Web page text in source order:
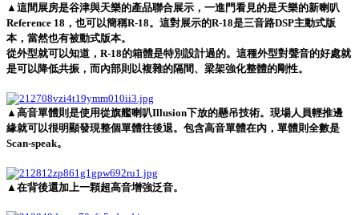
▲這間展房是谷津與天樂的產品聯合展示，一進門看見的是天樂的新喇叭
Reference 18，也可以簡稱R-18。這對展示的R-18是三音路DSP主動式版
本，當然也有被動式版本。
從外型就可以知道，R-18的箱體是特別設計過的。這種外型對聲音的好處就
是可以降低共振，而內部則以複雜的隔間、梁架強化整體的剛性。
▲高音單體則是使用從旗艦喇叭Illusion下放的懸吊技術。現場人員輕推邊
緣就可以很明顯發現整個單體往後退。包含高音單體在內，單體則全數是
Scan-speak。
▲在背後還加上一顆超高音增強泛音。